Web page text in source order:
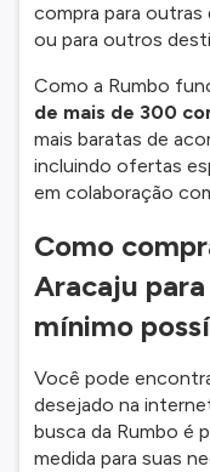
compra para outras
ou para outros
Como a Rumbo
de mais de 300
mais baratas de
incluindo ofertas
em colaboração
Como
Aracaju
mínimo
Você pode
desejado na
busca da Rumbo é
medida para suas